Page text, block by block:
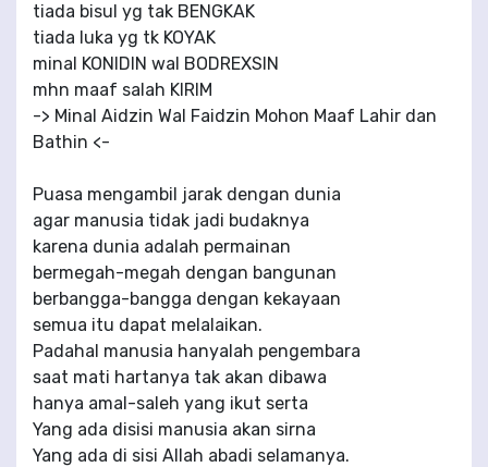
tiada bisul yg tak BENGKAK
tiada luka yg tk KOYAK
minal KONIDIN wal BODREXSIN
mhn maaf salah KIRIM
-> Minal Aidzin Wal Faidzin Mohon Maaf Lahir dan
Bathin <-
Puasa mengambil jarak dengan dunia
agar manusia tidak jadi budaknya
karena dunia adalah permainan
bermegah-megah dengan bangunan
berbangga-bangga dengan kekayaan
semua itu dapat melalaikan.
Padahal manusia hanyalah pengembara
saat mati hartanya tak akan dibawa
hanya amal-saleh yang ikut serta
Yang ada disisi manusia akan sirna
Yang ada di sisi Allah abadi selamanya.